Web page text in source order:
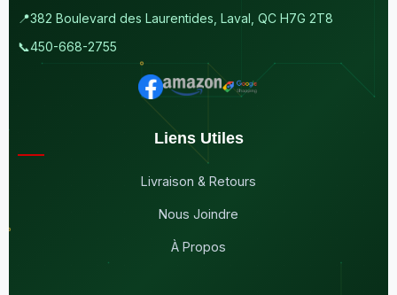
📍382 Boulevard des Laurentides, Laval, QC H7G 2T8
📞450-668-2755
Liens Utiles
Livraison & Retours
Nous Joindre
À Propos